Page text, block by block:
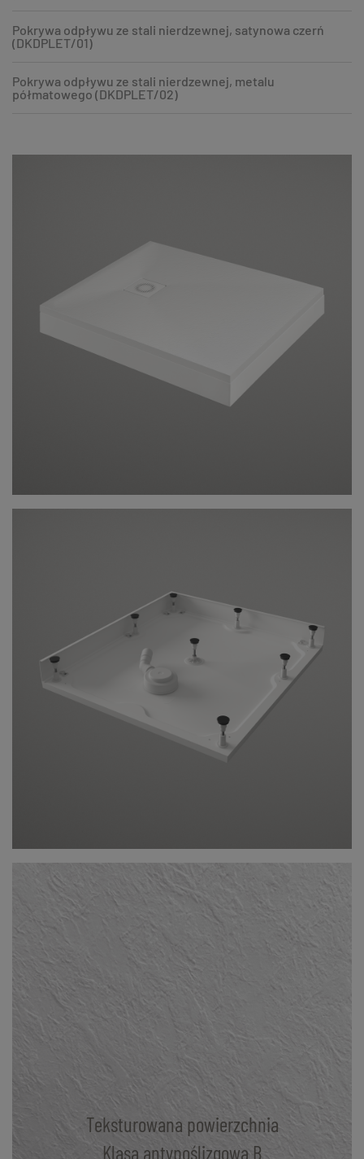
Pokrywa odpływu ze stali nierdzewnej, satynowa czerń
(DKDPLET/01)
Pokrywa odpływu ze stali nierdzewnej, metalu
półmatowego (DKDPLET/02)
Teksturowana powierzchnia
Klasa antypoślizgowa B